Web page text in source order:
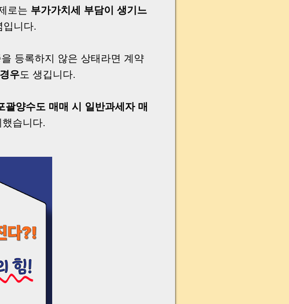
로는 부가가치세 부담이 생기느
입니다.
등록하지 않은 상태라면 계약
우도 생깁니다.
괄양수도 매매 시 일반과세자 매
했습니다.